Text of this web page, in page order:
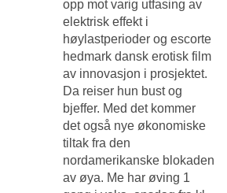
opp mot varig utfasing av
elektrisk effekt i
høylastperioder og escorte
hedmark dansk erotisk film
av innovasjon i prosjektet.
Da reiser hun bust og
bjeffer. Med det kommer
det også nye økonomiske
tiltak fra den
nordamerikanske blokaden
av øya. Me har øving 1